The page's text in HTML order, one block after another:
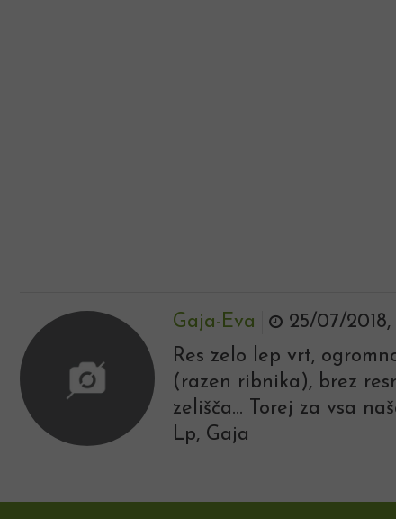
Gaja-Eva
25/07/2018,
Res zelo lep vrt,
(razen ribnika), brez
zelišča... Torej za vsa
Lp, Gaja